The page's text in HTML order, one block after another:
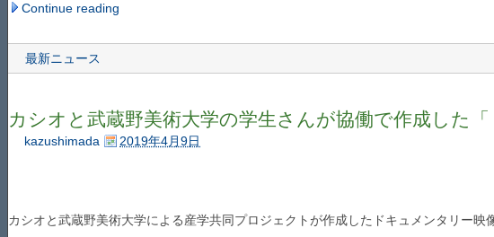
Continue reading
最新ニュース
カシオと武蔵野美術大学の学生さんが協働で作成した「
kazushimada 2019年4月9日
カシオと武蔵野美術大学による産学共同プロジェクトが作成したドキュメンタリー映